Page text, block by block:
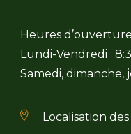
Heures
Lundi-Vendredi :
Samedi, dimanche,
Localisation